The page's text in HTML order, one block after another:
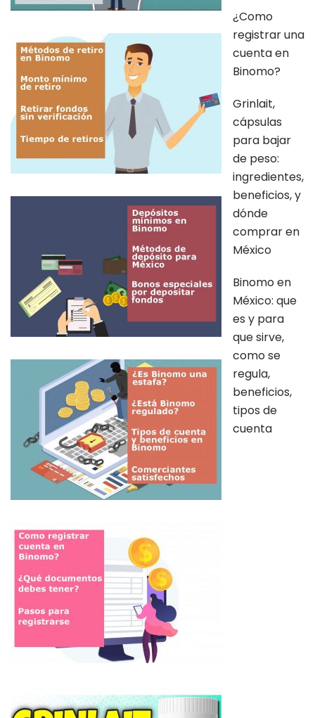
¿Como
registrar una
cuenta en
Binomo?
Grinlait,
cápsulas
para bajar
de peso:
ingredientes,
beneficios, y
dónde
comprar en
México
Binomo en
México: que
es y para
que sirve,
como se
regula,
beneficios,
tipos de
cuenta